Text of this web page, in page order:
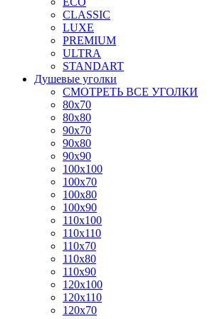
CLASSIC
LUXE
PREMIUM
ULTRA
STANDART
Душевые уголки
СМОТРЕТЬ ВСЕ УГОЛКИ
80x70
80x80
90x70
90x80
90x90
100x100
100x70
100x80
100x90
110x100
110x110
110x70
110x80
110x90
120x100
120x110
120x70